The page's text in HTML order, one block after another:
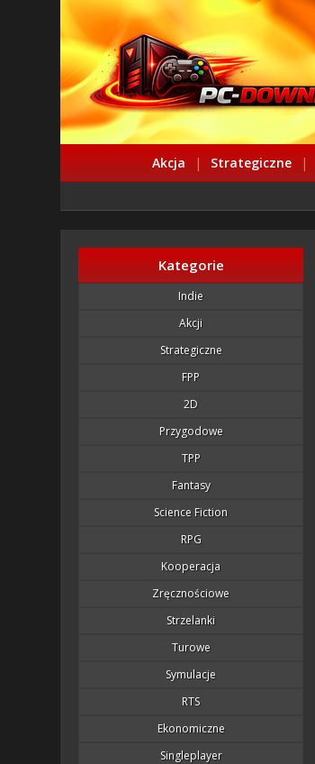
Akcja | Strategiczne |
Kategorie
Indie
Akcji
Strategiczne
FPP
2D
Przygodowe
TPP
Fantasy
Science Fiction
RPG
Kooperacja
Zręcznościowe
Strzelanki
Turowe
Symulacje
RTS
Ekonomiczne
Singleplayer